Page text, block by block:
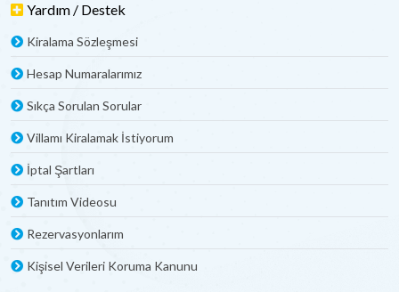
Yardım / Destek
Kiralama Sözleşmesi
Hesap Numaralarımız
Sıkça Sorulan Sorular
Villamı Kiralamak İstiyorum
İptal Şartları
Tanıtım Videosu
Rezervasyonlarım
Kişisel Verileri Koruma Kanunu